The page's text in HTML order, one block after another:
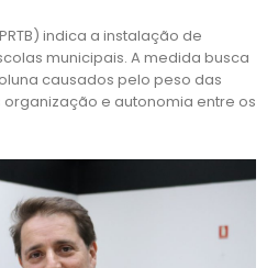
indica a instalação de
municipais. A medida busca
causados pelo peso das
e autonomia entre os